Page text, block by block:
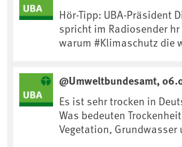
Hör-Tipp: UBA-Präsident
spricht im Radiosender hr
warum #Klimaschutz die wichtigste
https://
@Umweltbundesamt,
Es ist sehr trocken in
Was bedeuten
Vegetation, Grundwasser